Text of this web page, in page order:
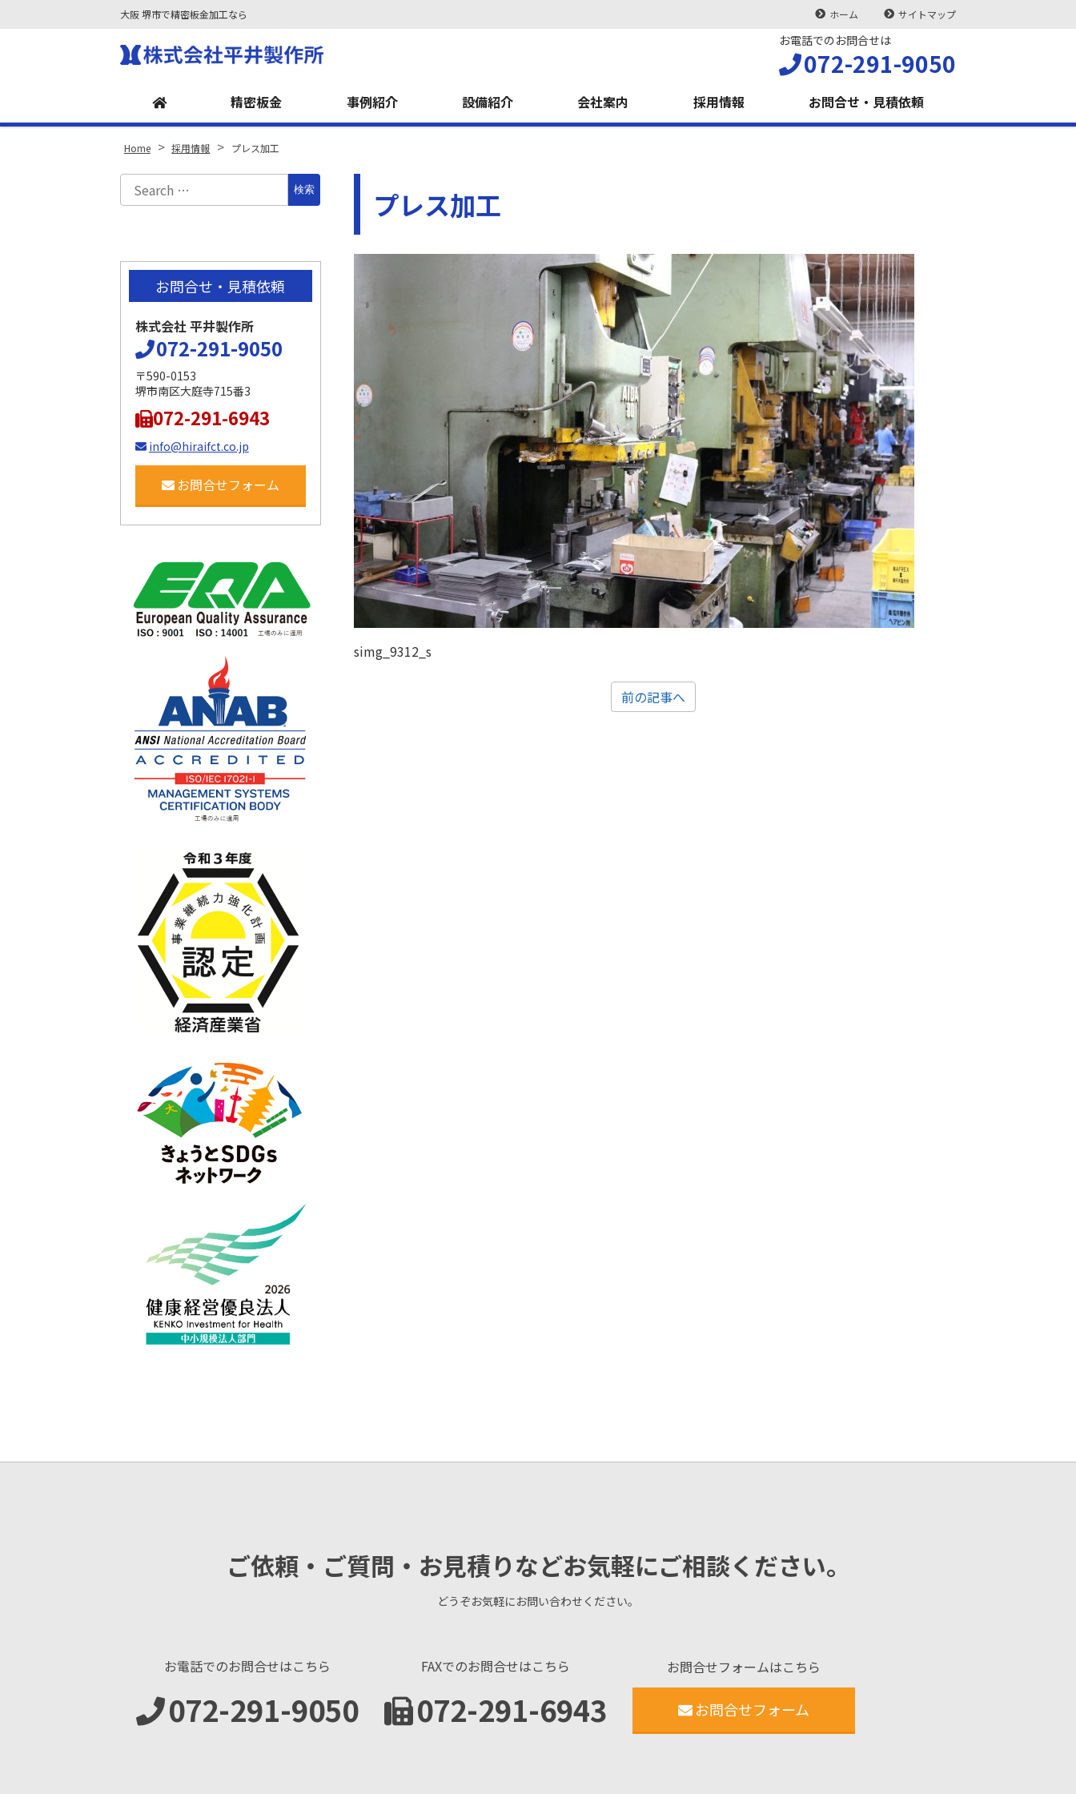
大阪 堺市で精密板金加工なら ホーム サイトマップ
お電話でのお問合せは
072-291-9050
精密板金 事例紹介 設備紹介 会社案内 採用情報 お問合せ・見積依頼
Home > 採用情報 > プレス加工
プレス加工
simg_9312_s
前の記事へ
お問合せ・見積依頼
株式会社 平井製作所
072-291-9050
〒590-0153
堺市南区大庭寺715番3
072-291-6943
info@hiraifct.co.jp
お問合せフォーム
ご依頼・ご質問・お見積りなどお気軽にご相談ください。
どうぞお気軽にお問い合わせください。
お電話でのお問合せはこちら
072-291-9050
FAXでのお問合せはこちら
072-291-6943
お問合せフォームはこちら
お問合せフォーム